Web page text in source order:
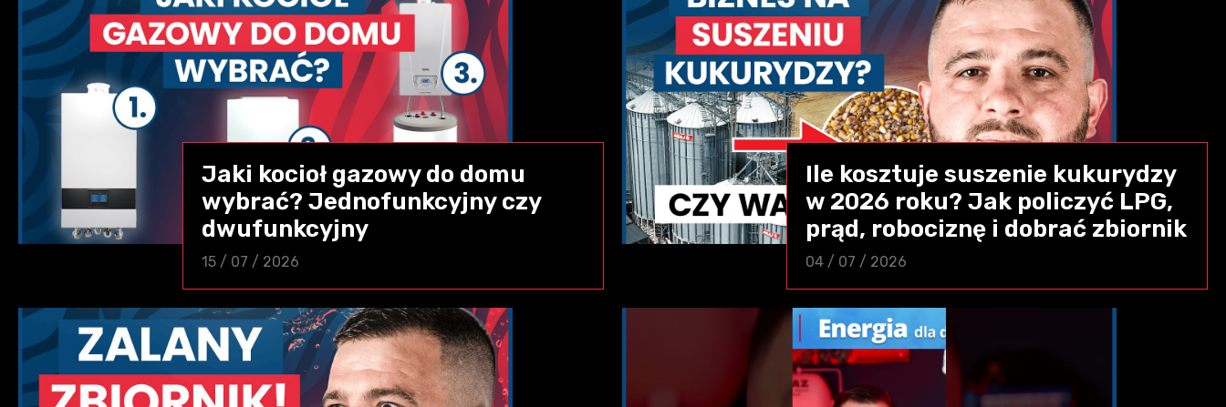
Jaki kocioł gazowy do domu
wybrać? Jednofunkcyjny czy
dwufunkcyjny
15 / 07 / 2026
Ile kosztuje suszenie kukurydzy
w 2026 roku? Jak policzyć LPG,
prąd, robociznę i dobrać zbiornik
04 / 07 / 2026